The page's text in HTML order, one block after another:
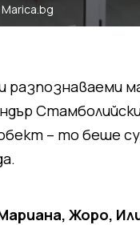
– то беше
Жоро,